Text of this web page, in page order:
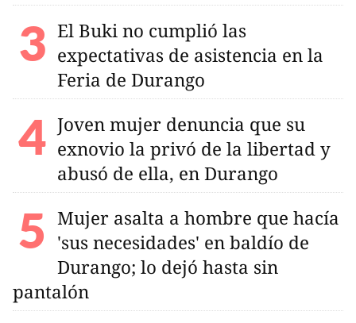
El Buki no cumplió las
expectativas de asistencia en la
Feria de Durango
Joven mujer denuncia que su
exnovio la privó de la libertad y
abusó de ella, en Durango
Mujer asalta a hombre que hacía
'sus necesidades' en baldío de
Durango; lo dejó hasta sin
pantalón